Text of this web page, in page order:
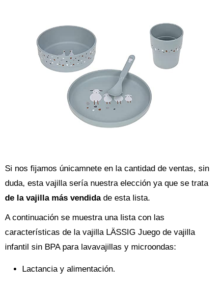
Si nos fijamos únicamnete en la cantidad de ventas, sin
duda, esta vajilla sería nuestra elección ya que se trata
de la vajilla más vendidade esta lista.
A continuación se muestra una lista con las
características de la vajilla LÄSSIG Juego de vajilla
infantil sin BPA para lavavajillas y microondas:
Lactancia y alimentación.